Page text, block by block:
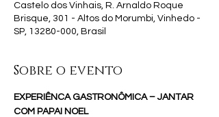
Castelo dos Vinhais, R. Arnaldo Roque
Brisque, 301 - Altos do Morumbi, Vinhedo -
SP, 13280-000, Brasil
Sobre o evento
EXPERIÊNCA GASTRONÔMICA – JANTAR
COM PAPAI NOEL